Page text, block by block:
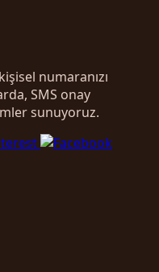
numaranızı
SMS onay
sunuyoruz.